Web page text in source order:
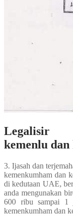
Legalisir
kemenlu dan
3. Ijasah dan
kemenkumham dan
di kedutaan UAE,
anda mengunakan
600 ribu sampai 1
kemenkumham dan